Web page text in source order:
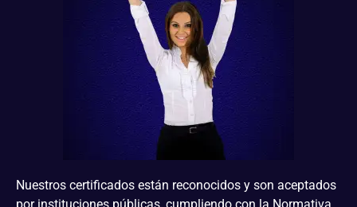
Nuestros certificados están reconocidos y son aceptados